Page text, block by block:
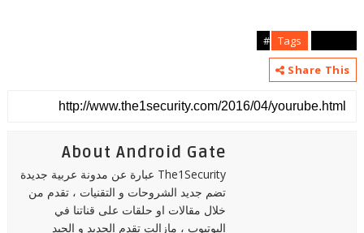
Tags
Share This
About Android Gate
The1Security عبارة عن مدونة عربية جديدة
تضم جديد الشروحات و التقنيات ، تقدم من
خلال مقالات او حلقات على قناتنا في
اليوتيوب ، مازالت تقدم الجديد و الجيد